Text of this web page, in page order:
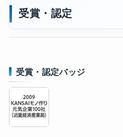
受賞・認定
受賞・認定バッジ